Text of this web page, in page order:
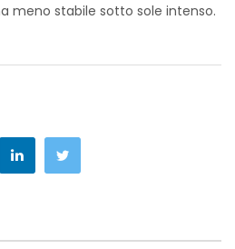
meno stabile sotto sole intenso.